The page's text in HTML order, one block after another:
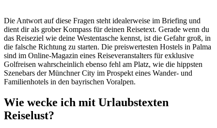
Die Antwort auf diese Fragen steht idealerweise im Briefing und
dient dir als grober Kompass für deinen Reisetext. Gerade wenn du
das Reiseziel wie deine Westentasche kennst, ist die Gefahr groß, in
die falsche Richtung zu starten. Die preiswertesten Hostels in Palma
sind im Online-Magazin eines Reiseveranstalters für exklusive
Golfreisen wahrscheinlich ebenso fehl am Platz, wie die hippsten
Szenebars der Münchner City im Prospekt eines Wander- und
Familienhotels in den bayrischen Voralpen.
Wie wecke ich mit Urlaubstexten
Reiselust?